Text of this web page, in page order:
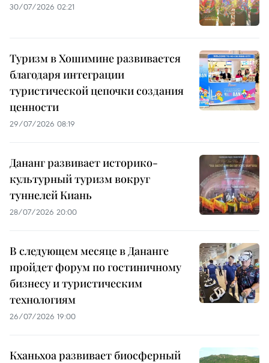
30/07/2026 02:21
Туризм в Хошимине развивается
благодаря интеграции
туристической цепочки создания
ценности
29/07/2026 08:19
Дананг развивает историко-
культурный туризм вокруг
туннелей Киань
28/07/2026 20:00
В следующем месяце в Дананге
пройдет форум по гостиничному
бизнесу и туристическим
технологиям
26/07/2026 19:00
Кханьхоа развивает биосферный